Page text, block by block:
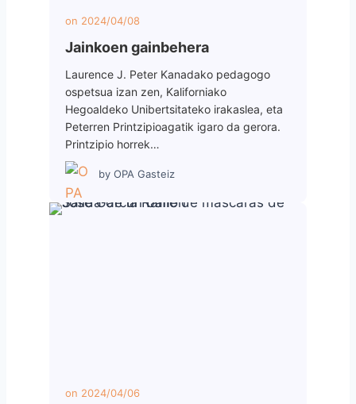
on 2024/04/08
Jainkoen gainbehera
Laurence J. Peter Kanadako pedagogo
ospetsua izan zen, Kaliforniako
Hegoaldeko Unibertsitateko irakaslea, eta
Peterren Printzipioagatik igaro da gerora.
Printzipio horrek…
by OPA Gasteiz
on 2024/04/06